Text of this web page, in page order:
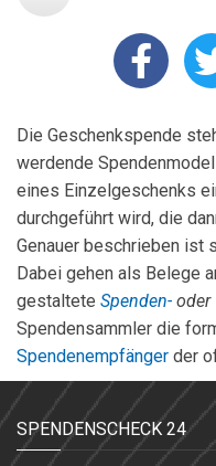
Die Geschenkspende
werdende
eines Einzelgeschenks
durchgeführt wird, die
Genauer beschrieben ist
Dabei gehen als Belege
gestaltete Spenden- oder
Spendensammler die
Spendenempfänger der
SPENDENSCHECK 24